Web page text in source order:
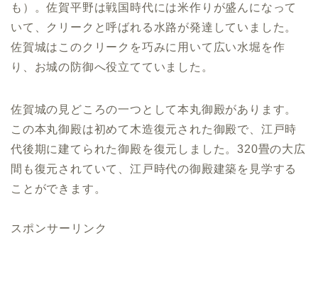
も）。佐賀平野は戦国時代には米作りが盛んになって
いて、クリークと呼ばれる水路が発達していました。
佐賀城はこのクリークを巧みに用いて広い水堀を作
り、お城の防御へ役立てていました。
佐賀城の見どころの一つとして本丸御殿があります。
この本丸御殿は初めて木造復元された御殿で、江戸時
代後期に建てられた御殿を復元しました。320畳の大広
間も復元されていて、江戸時代の御殿建築を見学する
ことができます。
スポンサーリンク